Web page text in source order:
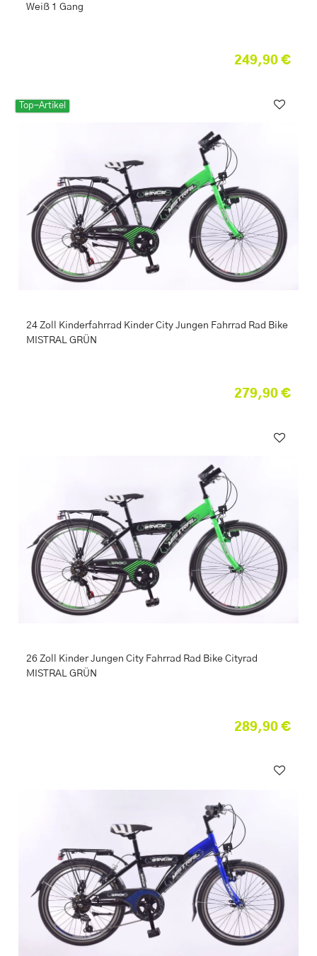
Weiß 1 Gang
249,90 €
Top-Artikel
24 Zoll Kinderfahrrad Kinder City Jungen Fahrrad Rad Bike
MISTRAL GRÜN
279,90 €
26 Zoll Kinder Jungen City Fahrrad Rad Bike Cityrad
MISTRAL GRÜN
289,90 €